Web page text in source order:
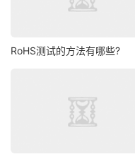
RoHS测试的方法有哪些?